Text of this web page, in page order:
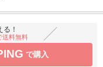
！
送料無料
で購入